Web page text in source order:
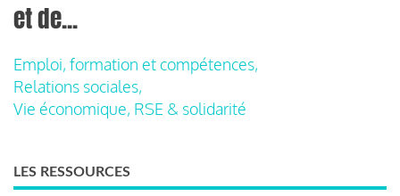
et de...
Emploi, formation et compétences,
Relations sociales,
Vie économique, RSE & solidarité
LES RESSOURCES